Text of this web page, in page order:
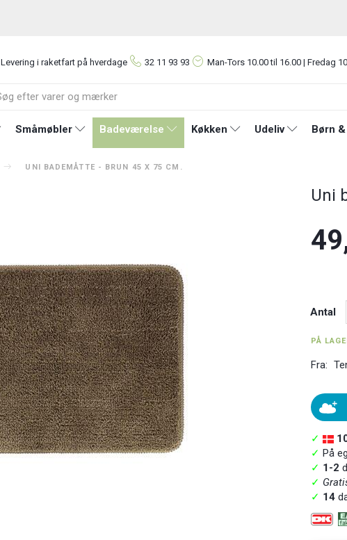
Levering i raketfart på hverdage 32 11 93 93 Man-Tors 10.00 til 16.00 | Fredag
Småmøbler Badeværelse Køkken Udeliv Børn
UNI BADEMÅTTE - BRUN 45 X 75 CM.
Uni
Antal
PÅ
Fra:
✓
✓ På
✓ 1-2
✓
✓ 14